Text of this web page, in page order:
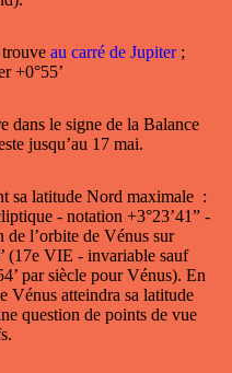
trouve au carré de Jupiter;
+0°55’
dans le signe de la Balance
jusqu’au 17 mai.
sa latitude Nord maximale :
- notation +3°23’41” -
de l’orbite de Vénus sur
(17e VIE - invariable sauf
par siècle pour Vénus). En
Vénus atteindra sa latitude
question de points de vue